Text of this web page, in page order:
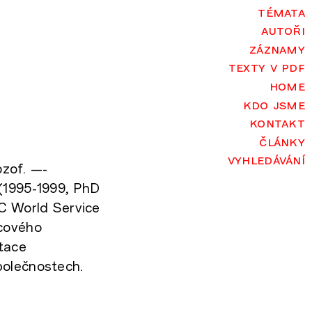
témata
autoři
záznamy
texty v pdf
home
kdo jsme
kontakt
články
vyhledávání
—-
1999, PhD
World Service